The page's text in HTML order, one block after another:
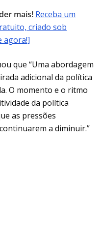
mais! Receba um
criado sob
agora!]
que “Uma abordagem
adicional da política
O momento e o ritmo
da política
as pressões
a diminuir.”